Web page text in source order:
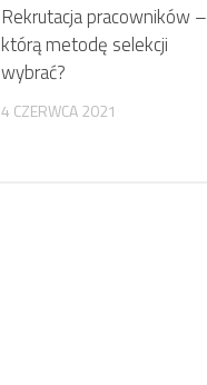
Rekrutacja pracowników –
którą metodę selekcji
wybrać?
4 CZERWCA 2021